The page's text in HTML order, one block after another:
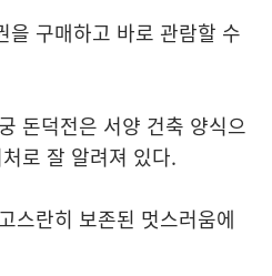
을 구매하고 바로 관람할 수
돈덕전은 서양 건축 양식으
로 잘 알려져 있다.
스란히 보존된 멋스러움에